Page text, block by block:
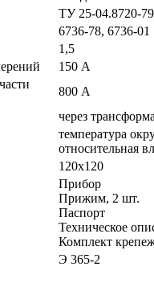
ТУ 25-04.8720-79
6736-78, 6736-01
1,5
150 А
800 А
через
температура
относительная
120х120
Прибор
Прижим, 2 шт.
Паспорт
Техническое
Комплект
Э 365-2